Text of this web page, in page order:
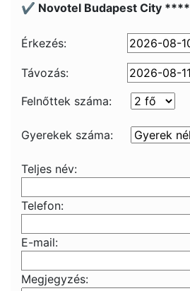
✔️ Novotel Budapest City ****
Érkezés:
Távozás:
Felnőttek száma:
Gyerekek száma:
Teljes név:
Telefon:
E-mail:
Megjegyzés: